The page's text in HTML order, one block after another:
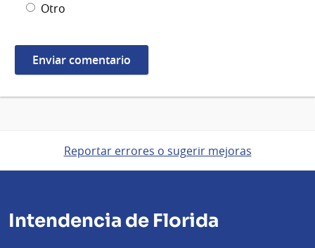
Otro
Reportar errores o sugerir mejoras
Intendencia de Florida